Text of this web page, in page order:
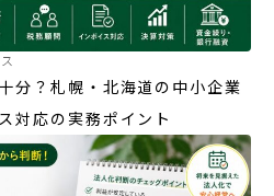
分？札幌・北海道の中小企業
対応の実務ポイント